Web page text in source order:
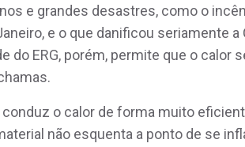
e grandes desastres, como o
e o que danificou seriamente a
do ERG, porém, permite que o calor
conduz o calor de forma muito
não esquenta a ponto de se